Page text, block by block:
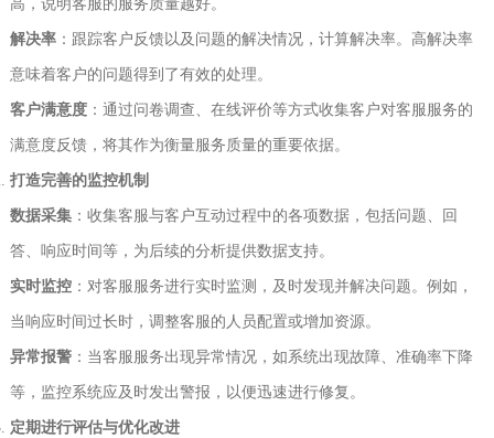
高，说明客服的服务质量越好。
解决率‌：跟踪客户反馈以及问题的解决情况，计算解决率。高解决率
意味着客户的问题得到了有效的处理。
客户满意度‌：通过问卷调查、在线评价等方式收集客户对客服服务的
满意度反馈，将其作为衡量服务质量的重要依据。
打造完善的监控机制
数据采集‌：收集客服与客户互动过程中的各项数据，包括问题、回
答、响应时间等，为后续的分析提供数据支持。
实时监控‌：对客服服务进行实时监测，及时发现并解决问题。例如，
当响应时间过长时，调整客服的人员配置或增加资源。
异常报警‌：当客服服务出现异常情况，如系统出现故障、准确率下降
等，监控系统应及时发出警报，以便迅速进行修复。
定期进行评估与优化改进